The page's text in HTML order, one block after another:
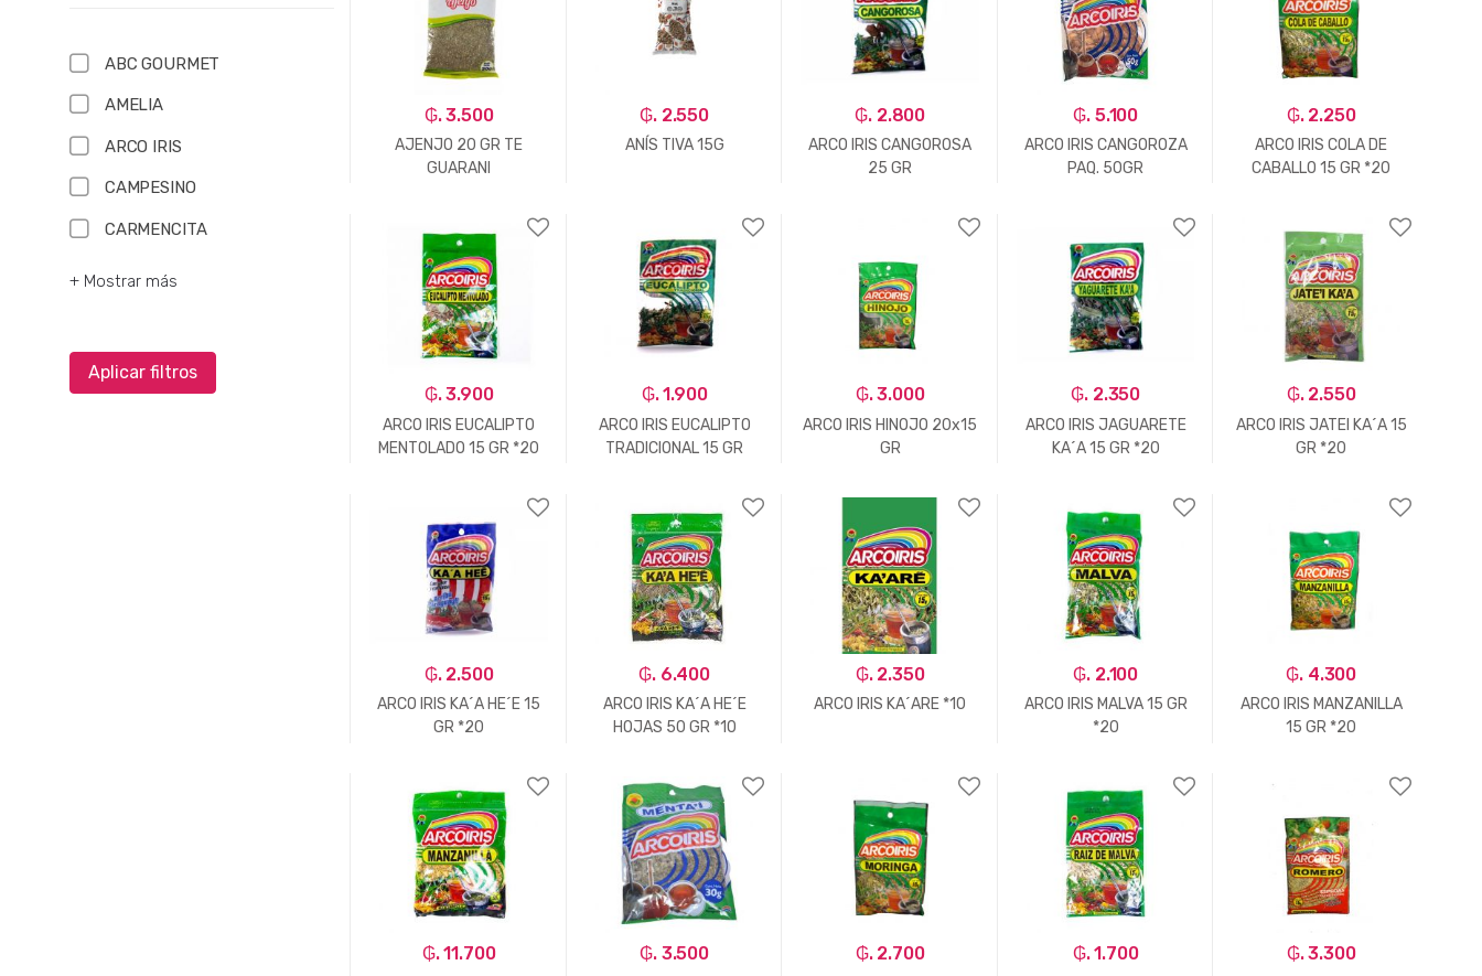
₲. 3.500
AJENJO 20 GR TE
GUARANI
Un. +
₲. 2.550
ANÍS TIVA 15G
+
₲. 2.800
ARCO IRIS CANGOROSA
25 GR
+
₲. 5.100
ARCO IRIS CANGOROZA
PAQ. 50GR
+
₲. 2.250
ARCO IRIS COLA DE
CABALLO 15 GR *20
Un. +
₲. 3.900
ARCO IRIS EUCALIPTO
MENTOLADO 15 GR *20
+
₲. 1.900
ARCO IRIS EUCALIPTO
TRADICIONAL 15 GR
Un. +
₲. 3.000
ARCO IRIS HINOJO 20x15
GR
+
₲. 2.350
ARCO IRIS JAGUARETE
KA´A 15 GR *20
Un. +
₲. 2.550
ARCO IRIS JATEI KA´A 15
GR *20
+
₲. 2.500
ARCO IRIS KA´A HE´E 15
GR *20
Un. +
₲. 6.400
ARCO IRIS KA´A HE´E
HOJAS 50 GR *10
Un. +
₲. 2.350
ARCO IRIS KA´ARE *10
+
₲. 2.100
ARCO IRIS MALVA 15 GR
*20
Un. +
₲. 4.300
ARCO IRIS MANZANILLA
15 GR *20
+
₲. 11.700 ₲. 3.500 ₲. 2.700 ₲. 1.700 ₲. 3.300
ABC GOURMET
AMELIA
ARCO IRIS
CAMPESINO
CARMENCITA
+ Mostrar más
Aplicar filtros